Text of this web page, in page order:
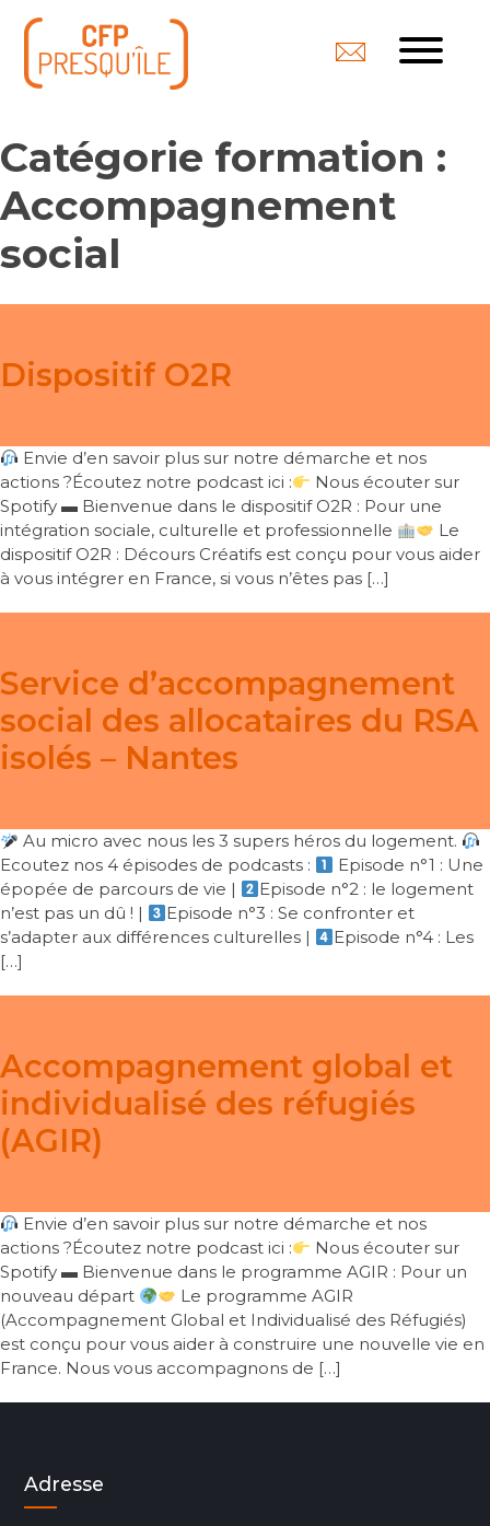
Catégorie formation :
Accompagnement
social
Dispositif O2R
Envie d’en savoir plus sur notre démarche et nos
actions ?Écoutez notre podcast ici :
Nous écouter sur
Spotify ▬ Bienvenue dans le dispositif O2R : Pour une
intégration sociale, culturelle et professionnelle
Le
dispositif O2R : Décours Créatifs est conçu pour vous aider
à vous intégrer en France, si vous n’êtes pas […]
Service d’accompagnement
social des allocataires du RSA
isolés – Nantes
Au micro avec nous les 3 supers héros du logement.
Ecoutez nos 4 épisodes de podcasts :
Episode n°1 : Une
épopée de parcours de vie |
Episode n°2 : le logement
n’est pas un dû ! |
Episode n°3 : Se confronter et
s’adapter aux différences culturelles |
Episode n°4 : Les
[…]
Accompagnement global et
individualisé des réfugiés
(AGIR)
Envie d’en savoir plus sur notre démarche et nos
actions ?Écoutez notre podcast ici :
Nous écouter sur
Spotify ▬ Bienvenue dans le programme AGIR : Pour un
nouveau départ
Le programme AGIR
(Accompagnement Global et Individualisé des Réfugiés)
est conçu pour vous aider à construire une nouvelle vie en
France. Nous vous accompagnons de […]
Adresse